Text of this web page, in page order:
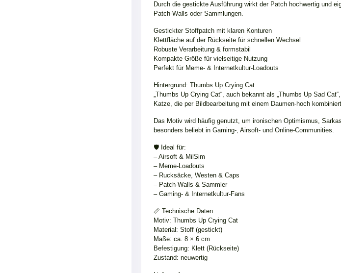
Durch die gestickte Ausführung wirkt der Patch hochwertig und
Patch-Walls oder Sammlungen.
Gestickter Stoffpatch mit klaren Konturen
Klettfläche auf der Rückseite für schnellen Wechsel
Robuste Verarbeitung & formstabil
Kompakte Größe für vielseitige Nutzung
Perfekt für Meme- & Internetkultur-Loadouts
Hintergrund: Thumbs Up Crying Cat
„Thumbs Up Crying Cat“, auch bekannt als „Thumbs Up Sad
Katze, die per Bildbearbeitung mit einem Daumen-hoch
Das Motiv wird häufig genutzt, um ironischen Optimismus,
besonders beliebt in Gaming-, Airsoft- und Online-Communities.
🛡️ Ideal für:
– Airsoft & MilSim
– Meme-Loadouts
– Rucksäcke, Westen & Caps
– Patch-Walls & Sammler
– Gaming- & Internetkultur-Fans
📏 Technische Daten
Motiv: Thumbs Up Crying Cat
Material: Stoff (gestickt)
Maße: ca. 8 × 6 cm
Befestigung: Klett (Rückseite)
Zustand: neuwertig